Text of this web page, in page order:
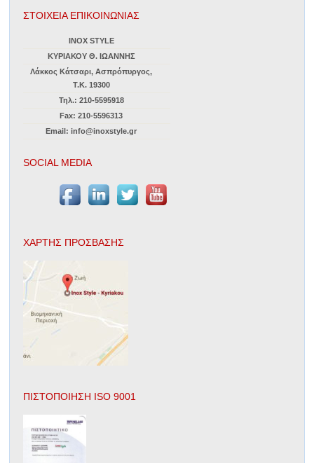
ΣΤΟΙΧΕΙΑ ΕΠΙΚΟΙΝΩΝΙΑΣ
INOX STYLE
ΚΥΡΙΑΚΟΥ Θ. ΙΩΑΝΝΗΣ
Λάκκος Κάτσαρι, Ασπρόπυργος,
Τ.Κ. 19300
Τηλ.: 210-5595918
Fax: 210-5596313
Email: info@inoxstyle.gr
SOCIAL MEDIA
ΧΑΡΤΗΣ ΠΡΟΣΒΑΣΗΣ
ΠΙΣΤΟΠΟΙΗΣΗ ISO 9001